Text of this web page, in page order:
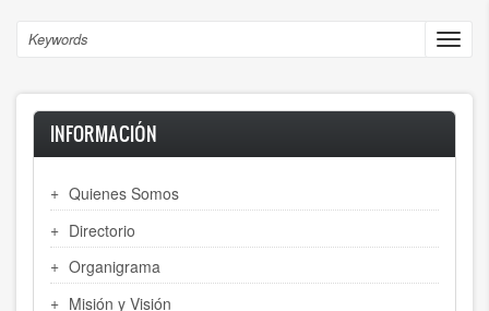
main
Search
INFORMACIÓN
Quienes Somos
Directorio
Organigrama
Misión y Visión